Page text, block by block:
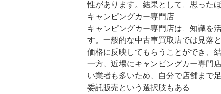
性があります。結果として、思った
キャンピングカー専門店
キャンピングカー専門店は、知識を
す。一般的な中古車買取店では見落
価格に反映してもらうことができ、
一方、近場にキャンピングカー専門
い業者も多いため、自分で店舗まで
委託販売という選択肢もある